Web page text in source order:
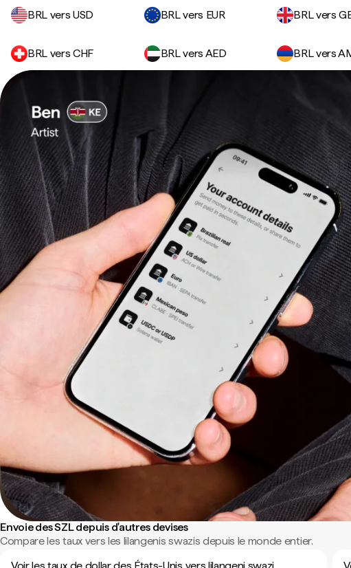
BRL vers USD
BRL vers EUR BRL vers
BRL vers CHF BRL vers AED BRL vers
Envoie des SZL depuis d'autres devises
Compare les taux vers les lilangenis swazis depuis le monde entier.